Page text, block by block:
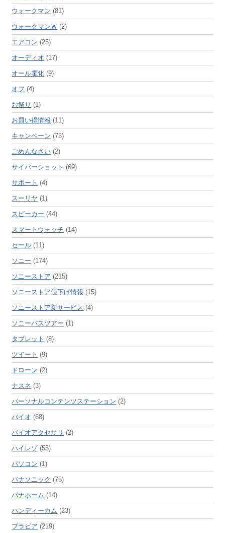
ウォークマン (81)
ウォークマンＷ (2)
エアコン (25)
オーディオ (17)
オール電化 (9)
オフ (4)
お祭り (1)
お買い得情報 (11)
キャンペーン (73)
ごめんなさい (2)
サイバーショット (69)
サポート (4)
スーリヤ (1)
スピーカー (44)
スマートウォッチ (14)
セール (11)
ソニー (174)
ソニーストア (215)
ソニーストア値下げ情報 (15)
ソニーストア新サービス (4)
ソニーバスツアー (1)
タブレット (8)
ツイート (9)
ドローン (2)
ナスネ (3)
パーソナルコンテンツステーション (2)
バイオ (68)
バイオアクセサリ (2)
ハイレゾ(55)
パソコン (1)
パナソニック (75)
パナホーム (14)
ハンディーカム (23)
ブラビア (219)